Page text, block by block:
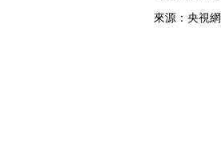
來源： 央視網